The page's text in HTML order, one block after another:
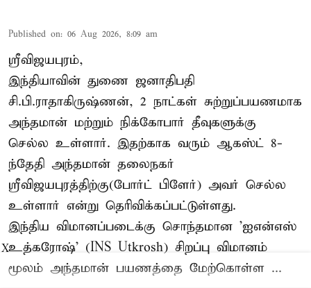
Published on: 06 Aug 2026, 8:09 am
ஸ்ரீவிஜயபுரம்,
இந்தியாவின் துணை ஜனாதிபதி
சி.பி.ராதாகிருஷ்ணன், 2 நாட்கள் சுற்றுப்பயணமாக
அந்தமான் மற்றும் நிக்கோபார் தீவுகளுக்கு
செல்ல உள்ளார். இதற்காக வரும் ஆகஸ்ட் 8-
ந்தேதி அந்தமான் தலைநகர்
ஸ்ரீவிஜயபுரத்திற்கு(போர்ட் பிளேர்) அவர் செல்ல
உள்ளார் என்று தெரிவிக்கப்பட்டுள்ளது.
இந்திய விமானப்படைக்கு சொந்தமான 'ஐஎன்எஸ்
உத்கரோஷ்' (INS Utkrosh) சிறப்பு விமானம்
மூலம் அந்தமான் பயணத்தை மேற்கொள்ள ...
X